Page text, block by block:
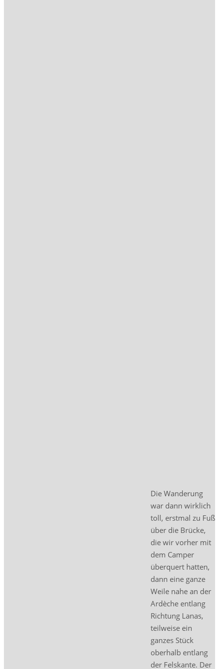
Die Wanderung
war dann wirklich
toll, erstmal zu Fuß
über die Brücke,
die wir vorher mit
dem Camper
überquert hatten,
dann eine ganze
Weile nahe an der
Ardèche entlang
Richtung Lanas,
teilweise ein
ganzes Stück
oberhalb entlang
der Felskante. Der